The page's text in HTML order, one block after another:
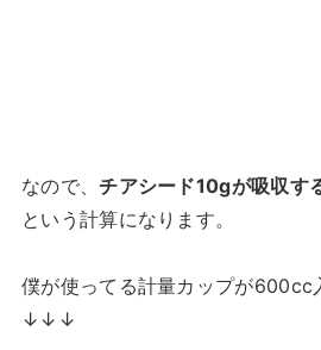
なので、チアシード10gが吸収
という計算になります。
僕が使ってる計量カップが600cc
↓↓↓